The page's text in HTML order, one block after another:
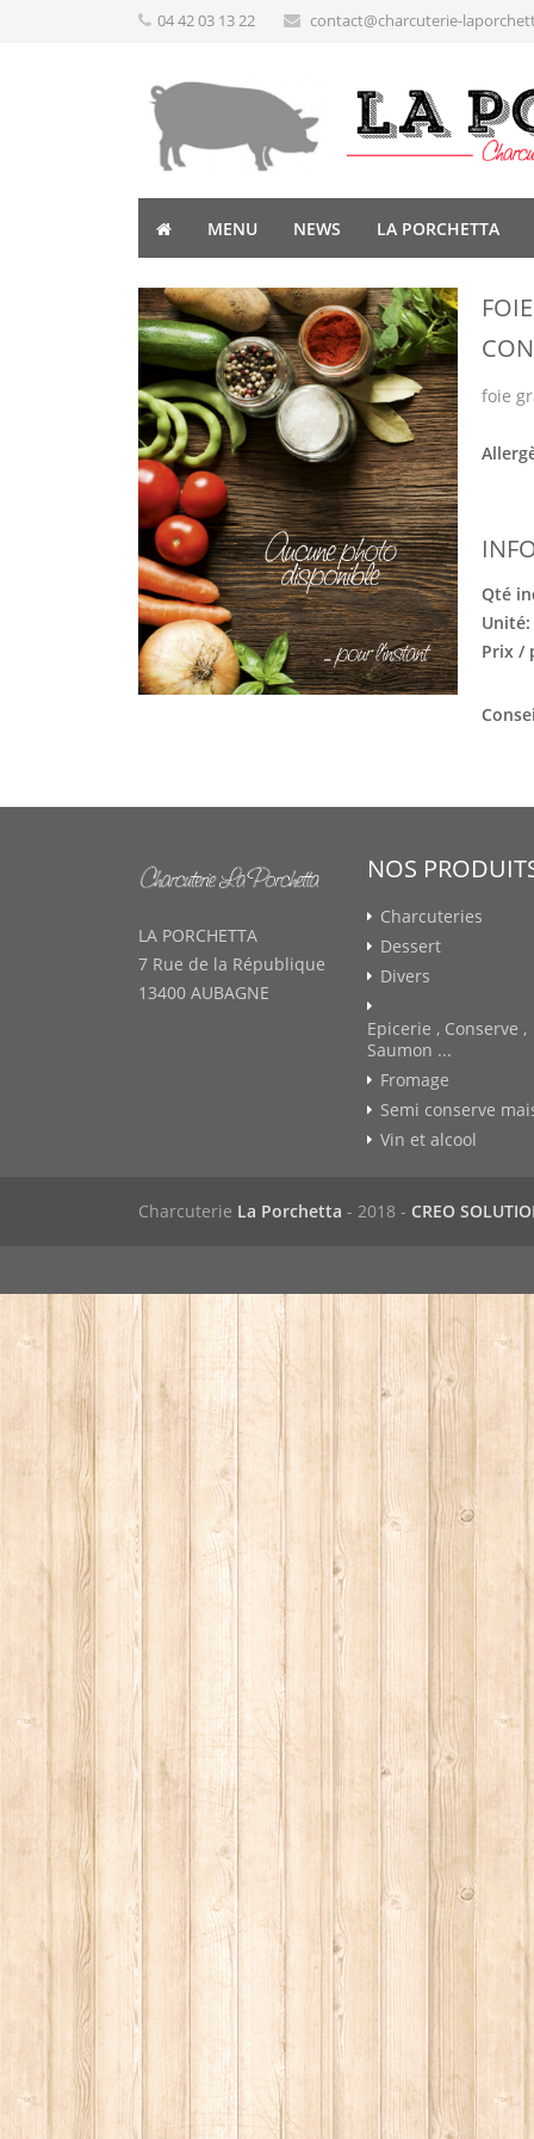
04 42 03 13 22 contact@charcuterie-
MENU NEWS LA PORCHETTA
foie
Qté
Unité:
Prix /
LA PORCHETTA
7 Rue de la République
13400 AUBAGNE
NOS
Charcuteries
Dessert
Divers
Epicerie , Conserve ,
Saumon ...
Fromage
Semi conserve
Vin et alcool
Charcuterie La Porchetta - 2018 - CREO